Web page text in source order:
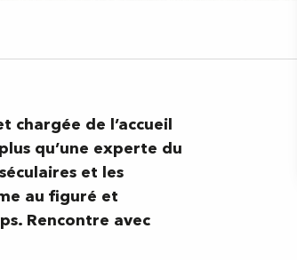
chargée de l’accueil
qu’une experte du
et les
au figuré et
Rencontre avec